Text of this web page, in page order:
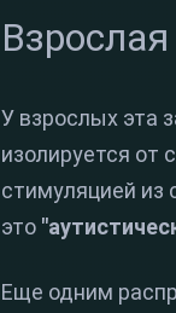
У взрослых эта
изолируется от
стимуляцией из
это
Еще одним